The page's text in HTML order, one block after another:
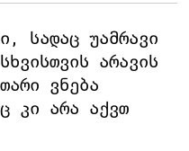
სადაც უამრავი
არავის
ვნება
კი არა აქვთ